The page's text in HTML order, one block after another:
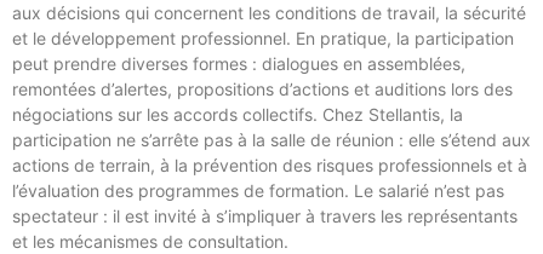
aux décisions qui concernent les conditions de travail, la sécurité
et le développement professionnel. En pratique, la participation
peut prendre diverses formes : dialogues en assemblées,
remontées d’alertes, propositions d’actions et auditions lors des
négociations sur les accords collectifs. Chez Stellantis, la
participation ne s’arrête pas à la salle de réunion : elle s’étend aux
actions de terrain, à la prévention des risques professionnels et à
l’évaluation des programmes de formation. Le salarié n’est pas
spectateur : il est invité à s’impliquer à travers les représentants
et les mécanismes de consultation.